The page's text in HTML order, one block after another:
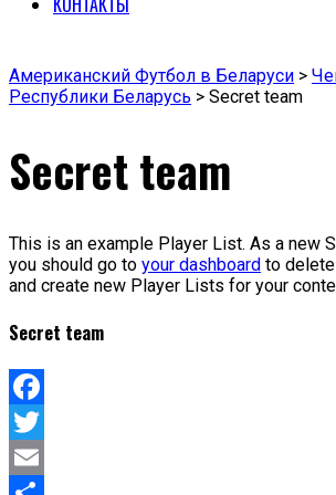
Американский Футбол в Беларуси >
Республики Беларусь > Secret team
Secret team
This is an example Player List. As a new
you should go to your dashboard to
and create new Player Lists for your
Secret team
Facebook
Twitter